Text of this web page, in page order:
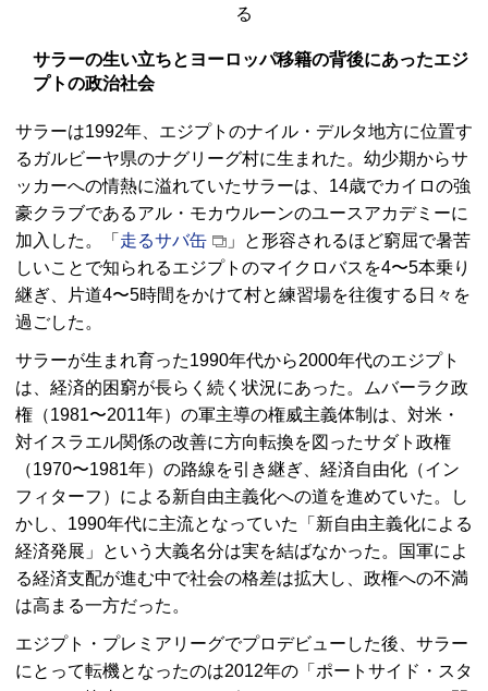
る
サラーの生い立ちとヨーロッパ移籍の背後にあったエジ
プトの政治社会
サラーは1992年、エジプトのナイル・デルタ地方に位置す
るガルビーヤ県のナグリーグ村に生まれた。幼少期からサ
ッカーへの情熱に溢れていたサラーは、14歳でカイロの強
豪クラブであるアル・モカウルーンのユースアカデミーに
加入した。「 走るサバ缶
」と形容されるほど窮屈で暑苦
しいことで知られるエジプトのマイクロバスを4〜5本乗り
継ぎ、片道4〜5時間をかけて村と練習場を往復する日々を
過ごした。
サラーが生まれ育った1990年代から2000年代のエジプト
は、経済的困窮が長らく続く状況にあった。ムバーラク政
権（1981〜2011年）の軍主導の権威主義体制は、対米・
対イスラエル関係の改善に方向転換を図ったサダト政権
（1970〜1981年）の路線を引き継ぎ、経済自由化（イン
フィターフ）による新自由主義化への道を進めていた。し
かし、1990年代に主流となっていた「新自由主義化による
経済発展」という大義名分は実を結ばなかった。国軍によ
る経済支配が進む中で社会の格差は拡大し、政権への不満
は高まる一方だった。
エジプト・プレミアリーグでプロデビューした後、サラー
にとって転機となったのは2012年の「ポートサイド・スタ